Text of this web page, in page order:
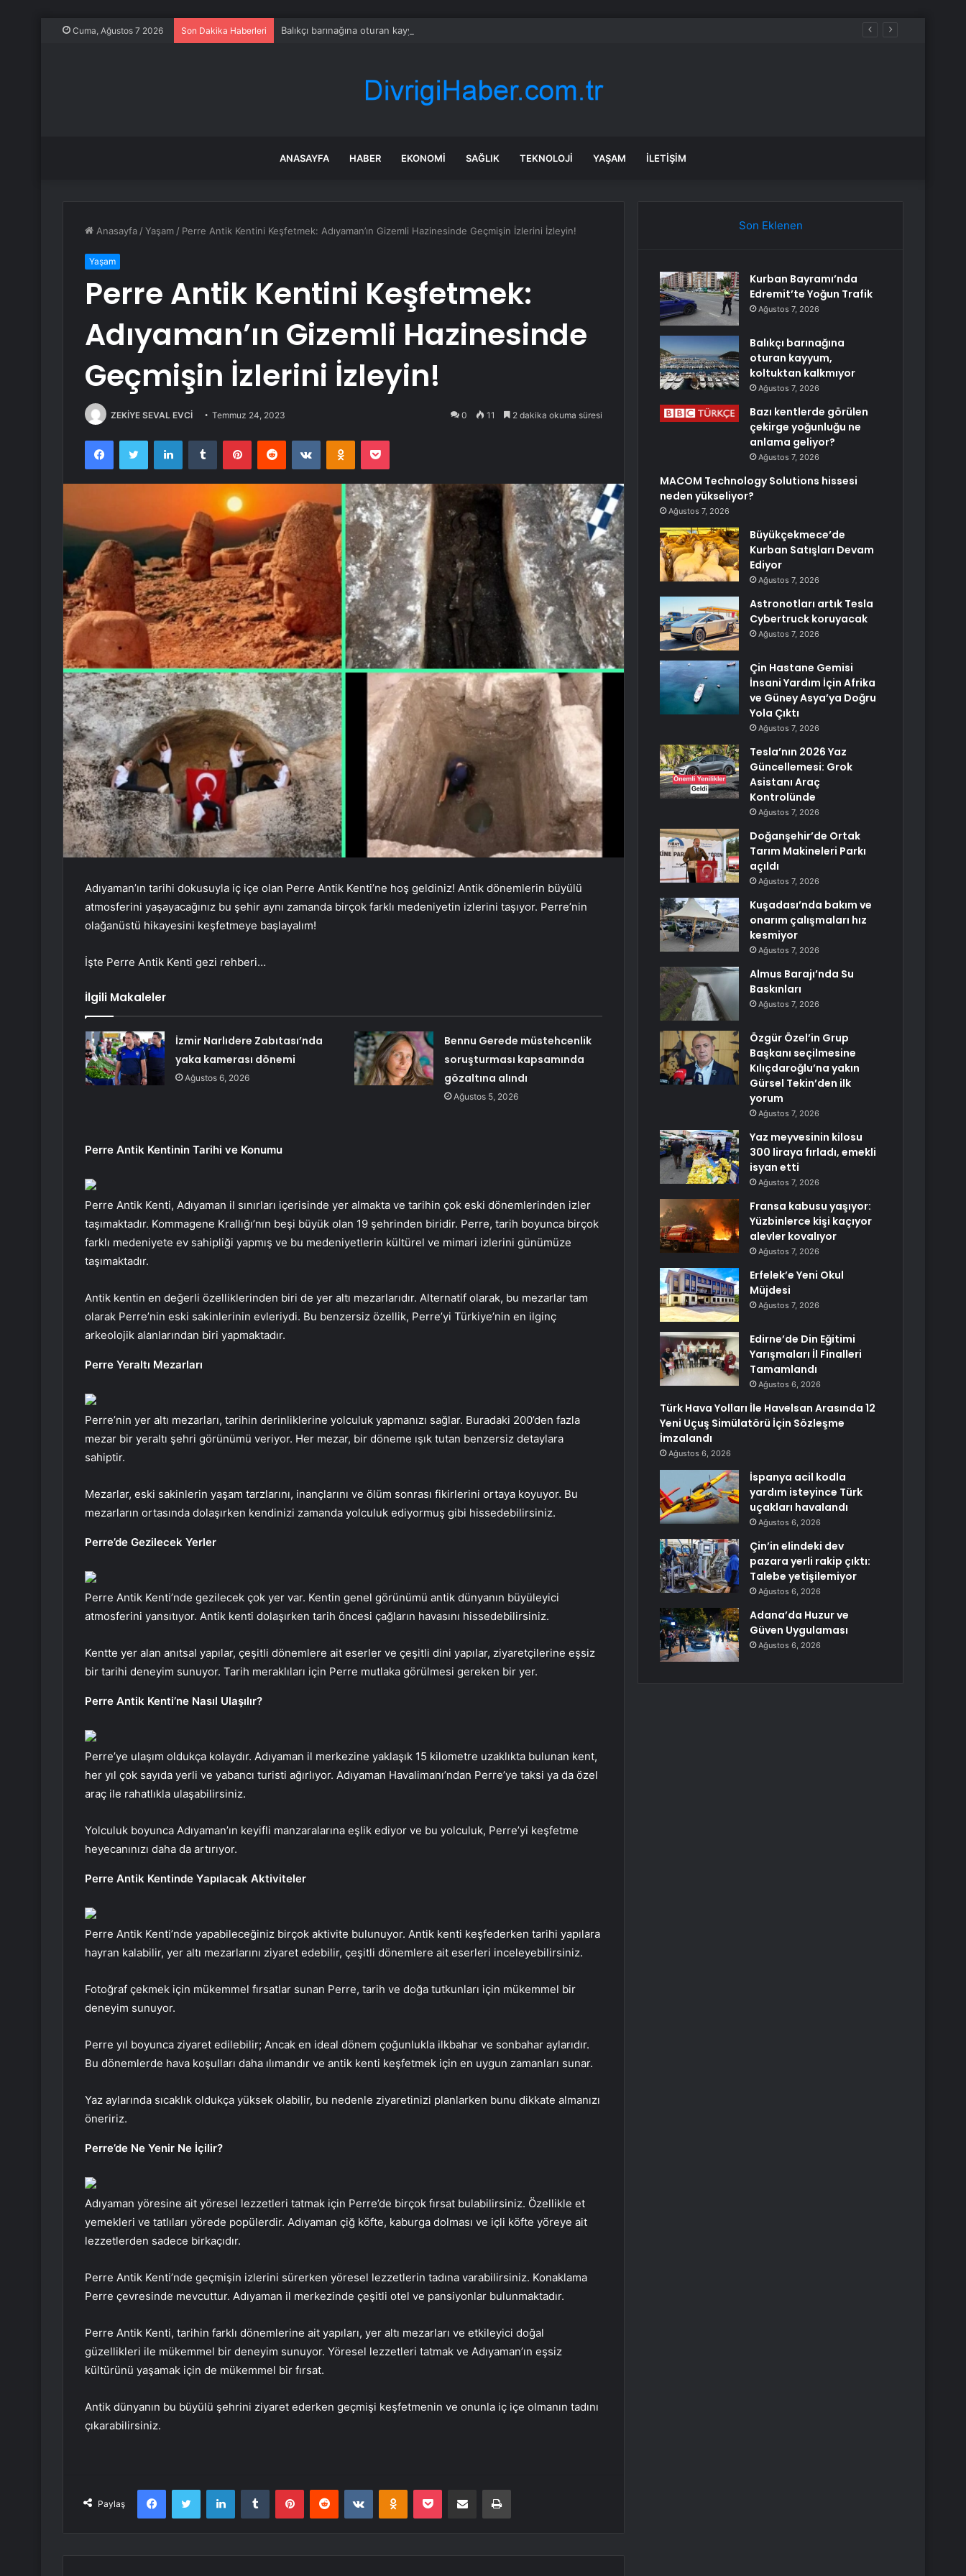
Cuma, Ağustos 7 2026 Son Dakika Haberleri Balıkçı barınağına oturan kayyum, koltuktan kalkmıyor
ANASAYFA HABER EKONOMI SAĞLIK TEKNOLOJI YAŞAM İLETIŞIM
Anasayfa /Yaşam / Perre Antik Kentini Keşfetmek: Adıyaman’ın Gizemli Hazinesinde Geçmişin İzlerini İzleyin!
Yaşam
Perre Antik Kentini Keşfetmek:
Adıyaman’ın Gizemli Hazinesinde
Geçmişin İzlerini İzleyin!
ZEKİYE SEVAL EVCİ Temmuz 24, 2023 0 11 2 dakika okuma süresi
FacebookTwitter LinkedInTumblr PinterestReddit VKontakteOdnoklassniki
Pocket
Adıyaman’ın tarihi dokusuyla iç içe olan Perre Antik Kenti’ne hoş geldiniz! Antik dönemlerin büyülü
atmosferini yaşayacağınız bu şehir aynı zamanda birçok farklı medeniyetin izlerini taşıyor. Perre’nin
olağanüstü hikayesini keşfetmeye başlayalım!
İşte Perre Antik Kenti gezi rehberi…
İlgili Makaleler
İzmir Narlıdere Zabıtası’nda
yaka kamerası dönemi
Ağustos 6, 2026
Bennu Gerede müstehcenlik
soruşturması kapsamında
gözaltına alındı
Ağustos 5, 2026
Perre Antik Kentinin Tarihi ve Konumu
Perre Antik Kenti, Adıyaman il sınırları içerisinde yer almakta ve tarihin çok eski dönemlerinden izler
taşımaktadır. Kommagene Krallığı’nın beşi büyük olan 19 şehrinden biridir. Perre, tarih boyunca birçok
farklı medeniyete ev sahipliği yapmış ve bu medeniyetlerin kültürel ve mimari izlerini günümüze
taşımaktadır.
Antik kentin en değerli özelliklerinden biri de yer altı mezarlarıdır. Alternatif olarak, bu mezarlar tam
olarak Perre’nin eski sakinlerinin evleriydi. Bu benzersiz özellik, Perre’yi Türkiye’nin en ilginç
arkeolojik alanlarından biri yapmaktadır.
Perre Yeraltı Mezarları
Perre’nin yer altı mezarları, tarihin derinliklerine yolculuk yapmanızı sağlar. Buradaki 200’den fazla
mezar bir yeraltı şehri görünümü veriyor. Her mezar, bir döneme ışık tutan benzersiz detaylara
sahiptir.
Mezarlar, eski sakinlerin yaşam tarzlarını, inançlarını ve ölüm sonrası fikirlerini ortaya koyuyor. Bu
mezarların ortasında dolaşırken kendinizi zamanda yolculuk ediyormuş gibi hissedebilirsiniz.
Perre’de Gezilecek Yerler
Perre Antik Kenti’nde gezilecek çok yer var. Kentin genel görünümü antik dünyanın büyüleyici
atmosferini yansıtıyor. Antik kenti dolaşırken tarih öncesi çağların havasını hissedebilirsiniz.
Kentte yer alan anıtsal yapılar, çeşitli dönemlere ait eserler ve çeşitli dini yapılar, ziyaretçilerine eşsiz
bir tarihi deneyim sunuyor. Tarih meraklıları için Perre mutlaka görülmesi gereken bir yer.
Perre Antik Kenti’ne Nasıl Ulaşılır?
Perre’ye ulaşım oldukça kolaydır. Adıyaman il merkezine yaklaşık 15 kilometre uzaklıkta bulunan kent,
her yıl çok sayıda yerli ve yabancı turisti ağırlıyor. Adıyaman Havalimanı’ndan Perre’ye taksi ya da özel
araç ile rahatlıkla ulaşabilirsiniz.
Yolculuk boyunca Adıyaman’ın keyifli manzaralarına eşlik ediyor ve bu yolculuk, Perre’yi keşfetme
heyecanınızı daha da artırıyor.
Perre Antik Kentinde Yapılacak Aktiviteler
Perre Antik Kenti’nde yapabileceğiniz birçok aktivite bulunuyor. Antik kenti keşfederken tarihi yapılara
hayran kalabilir, yer altı mezarlarını ziyaret edebilir, çeşitli dönemlere ait eserleri inceleyebilirsiniz.
Fotoğraf çekmek için mükemmel fırsatlar sunan Perre, tarih ve doğa tutkunları için mükemmel bir
deneyim sunuyor.
Perre yıl boyunca ziyaret edilebilir; Ancak en ideal dönem çoğunlukla ilkbahar ve sonbahar aylarıdır.
Bu dönemlerde hava koşulları daha ılımandır ve antik kenti keşfetmek için en uygun zamanları sunar.
Yaz aylarında sıcaklık oldukça yüksek olabilir, bu nedenle ziyaretinizi planlarken bunu dikkate almanızı
öneririz.
Perre’de Ne Yenir Ne İçilir?
Adıyaman yöresine ait yöresel lezzetleri tatmak için Perre’de birçok fırsat bulabilirsiniz. Özellikle et
yemekleri ve tatlıları yörede popülerdir. Adıyaman çiğ köfte, kaburga dolması ve içli köfte yöreye ait
lezzetlerden sadece birkaçıdır.
Perre Antik Kenti’nde geçmişin izlerini sürerken yöresel lezzetlerin tadına varabilirsiniz. Konaklama
Perre çevresinde mevcuttur. Adıyaman il merkezinde çeşitli otel ve pansiyonlar bulunmaktadır.
Perre Antik Kenti, tarihin farklı dönemlerine ait yapıları, yer altı mezarları ve etkileyici doğal
güzellikleri ile mükemmel bir deneyim sunuyor. Yöresel lezzetleri tatmak ve Adıyaman’ın eşsiz
kültürünü yaşamak için de mükemmel bir fırsat.
Antik dünyanın bu büyülü şehrini ziyaret ederken geçmişi keşfetmenin ve onunla iç içe olmanın tadını
çıkarabilirsiniz.
Paylaş
FacebookTwitter LinkedInTumblr PinterestReddit VKontakteOdnoklassniki
Pocket E-Posta ile paylaş Yazdır
Son Eklenen
Kurban Bayramı’nda
Edremit’te Yoğun Trafik
Ağustos 7, 2026
Balıkçı barınağına
oturan kayyum,
koltuktan kalkmıyor
Ağustos 7, 2026
Bazı kentlerde görülen
çekirge yoğunluğu ne
anlama geliyor?
Ağustos 7, 2026
MACOM Technology Solutions hissesi
neden yükseliyor?
Ağustos 7, 2026
Büyükçekmece’de
Kurban Satışları Devam
Ediyor
Ağustos 7, 2026
Astronotları artık Tesla
Cybertruck koruyacak
Ağustos 7, 2026
Çin Hastane Gemisi
İnsani Yardım İçin Afrika
ve Güney Asya’ya Doğru
Yola Çıktı
Ağustos 7, 2026
Tesla’nın 2026 Yaz
Güncellemesi: Grok
Asistanı Araç
Kontrolünde
Ağustos 7, 2026
Doğanşehir’de Ortak
Tarım Makineleri Parkı
açıldı
Ağustos 7, 2026
Kuşadası’nda bakım ve
onarım çalışmaları hız
kesmiyor
Ağustos 7, 2026
Almus Barajı’nda Su
Baskınları
Ağustos 7, 2026
Özgür Özel’in Grup
Başkanı seçilmesine
Kılıçdaroğlu’na yakın
Gürsel Tekin’den ilk
yorum
Ağustos 7, 2026
Yaz meyvesinin kilosu
300 liraya fırladı, emekli
isyan etti
Ağustos 7, 2026
Fransa kabusu yaşıyor:
Yüzbinlerce kişi kaçıyor
alevler kovalıyor
Ağustos 7, 2026
Erfelek’e Yeni Okul
Müjdesi
Ağustos 7, 2026
Edirne’de Din Eğitimi
Yarışmaları İl Finalleri
Tamamlandı
Ağustos 6, 2026
Türk Hava Yolları İle Havelsan Arasında 12
Yeni Uçuş Simülatörü İçin Sözleşme
İmzalandı
Ağustos 6, 2026
İspanya acil kodla
yardım isteyince Türk
uçakları havalandı
Ağustos 6, 2026
Çin’in elindeki dev
pazara yerli rakip çıktı:
Talebe yetişilemiyor
Ağustos 6, 2026
Adana’da Huzur ve
Güven Uygulaması
Ağustos 6, 2026